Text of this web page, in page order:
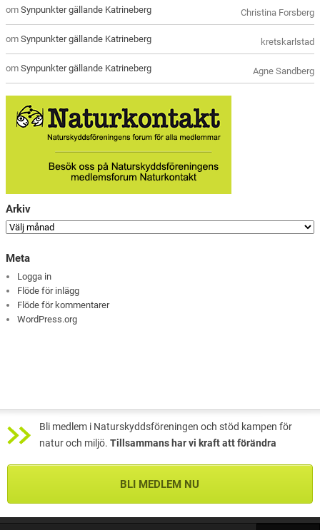
Christina Forsberg
omSynpunkter gällande Katrineberg
kretskarlstad
omSynpunkter gällande Katrineberg
Agne Sandberg
omSynpunkter gällande Katrineberg
Arkiv
Meta
Logga in
Flöde för inlägg
Flöde för kommentarer
WordPress.org
Bli medlem i Naturskyddsföreningen och stöd kampen för
natur och miljö. Tillsammans har vi kraft att förändra
BLI MEDLEM NU